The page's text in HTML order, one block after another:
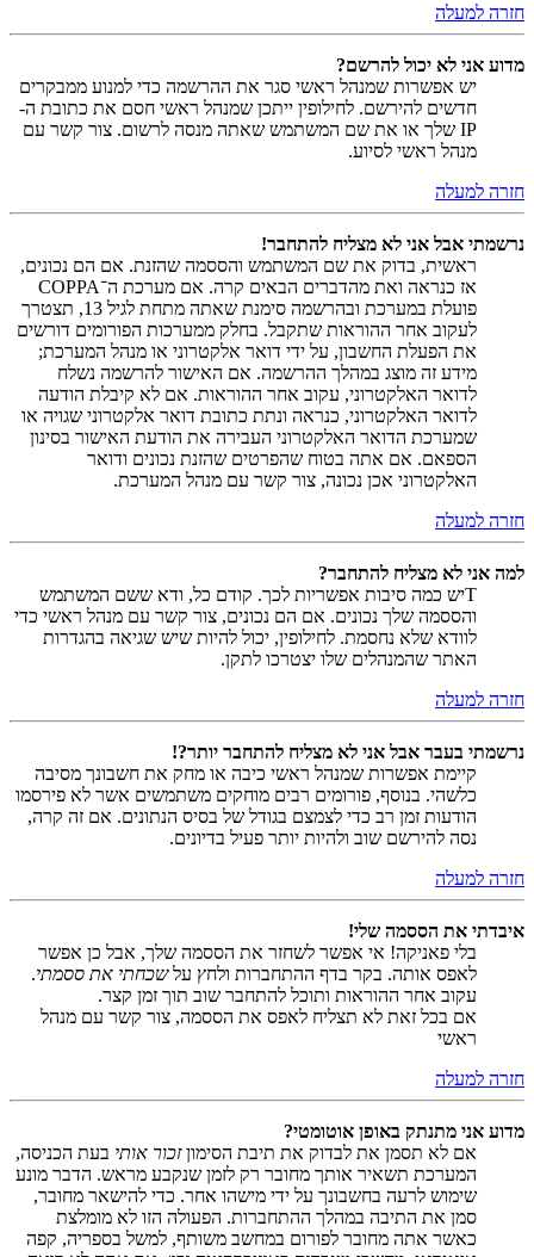
חזרה למעלה
מדוע אני לא יכול להרשם?
יש אפשרות שמנהל ראשי סגר את ההרשמה כדי למנוע ממבקרים
חדשים להירשם. לחילופין ייתכן שמנהל ראשי חסם את כתובת ה-
IP שלך או את שם המשתמש שאתה מנסה לרשום. צור קשר עם
מנהל ראשי לסיוע.
חזרה למעלה
נרשמתי אבל אני לא מצליח להתחבר!
ראשית, בדוק את שם המשתמש והססמה שהזנת. אם הם נכונים,
אז כנראה ואת מהדברים הבאים קרה. אם מערכת ה־COPPA
פועלת במערכת ובהרשמה סימנת שאתה מתחת לגיל 13, תצטרך
לעקוב אחר ההוראות שתקבל. בחלק ממערכות הפורומים דורשים
את הפעלת החשבון, על ידי דואר אלקטרוני או מנהל המערכת;
מידע זה מוצג במהלך ההרשמה. אם האישור להרשמה נשלח
לדואר האלקטרוני, עקוב אחר ההוראות. אם לא קיבלת הודעה
לדואר האלקטרוני, כנראה ונתת כתובת דואר אלקטרוני שגויה או
שמערכת הדואר האלקטרוני העבירה את הודעת האישור בסינון
הספאם. אם אתה בטוח שהפרטים שהזנת נכונים ודואר
האלקטרוני אכן נכונה, צור קשר עם מנהל המערכת.
חזרה למעלה
למה אני לא מצליח להתחבר?
Tיש כמה סיבות אפשריות לכך. קודם כל, ודא ששם המשתמש
והססמה שלך נכונים. אם הם נכונים, צור קשר עם מנהל ראשי כדי
לוודא שלא נחסמת. לחילופין, יכול להיות שיש שגיאה בהגדרות
האתר שהמנהלים שלו יצטרכו לתקן.
חזרה למעלה
נרשמתי בעבר אבל אני לא מצליח להתחבר יותר?!
קיימת אפשרות שמנהל ראשי כיבה או מחק את חשבונך מסיבה
כלשהי. בנוסף, פורומים רבים מוחקים משתמשים אשר לא פירסמו
הודעות זמן רב כדי לצמצם בגודל של בסיס הנתונים. אם זה קרה,
נסה להירשם שוב ולהיות יותר פעיל בדיונים.
חזרה למעלה
איבדתי את הססמה שלי!
בלי פאניקה! אי אפשר לשחזר את הססמה שלך, אבל כן אפשר
לאפס אותה. בקר בדף ההתחברות ולחץ עלשכחתי את ססמתי.
עקוב אחר ההוראות ותוכל להתחבר שוב תוך זמן קצר.
אם בכל זאת לא תצליח לאפס את הססמה, צור קשר עם מנהל
ראשי
חזרה למעלה
מדוע אני מתנתק באופן אוטומטי?
אם לא תסמן את לבדוק את תיבת הסימוןזכור אותי בעת הכניסה,
המערכת תשאיר אותך מחובר רק לזמן שנקבע מראש. הדבר מונע
שימוש לרעה בחשבונך על ידי מישהו אחר. כדי להישאר מחובר,
סמן את התיבה במהלך ההתחברות. הפעולה הזו לא מומלצת
כאשר אתה מחובר לפורום במחשב משותף, למשל בספריה, קפה